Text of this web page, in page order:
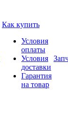
Как купить
Условия
оплаты
Условия
доставки
Гарантия
на товар